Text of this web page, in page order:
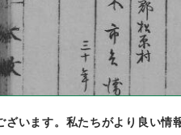
います。 私たちがより良い情